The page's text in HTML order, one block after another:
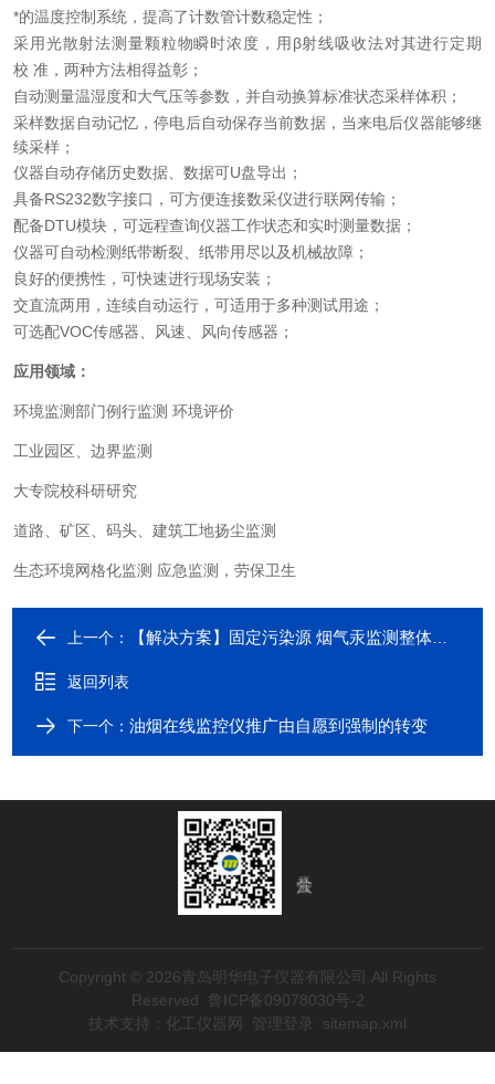
*的温度控制系统，提高了计数管计数稳定性；
采用光散射法测量颗粒物瞬时浓度，用β射线吸收法对其进行定期
校 准，两种方法相得益彰 ；
自动测量温湿度和大气压等参数，并自动换算标准状态采样体积；
采样数据自动记忆，停电后自动保存当前数据，当来电后仪器能够继
续采样；
仪器自动存储历史数据、数据可U盘导出；
具备RS232数字接口，可方便连接数采仪进行联网传输；
配备DTU模块，可远程查询仪器工作状态和实时测量数据；
仪器可自动检测纸带断裂、纸带用尽以及机械故障；
良好的便携性，可快速进行现场安装；
交直流两用，连续自动运行，可适用于多种测试用途；
可选配VOC传感器、风速、风向传感器；
应用领域：
环境监测部门例行监测 环境评价
工业园区、边界监测
大专院校科研研究
道路、矿区、码头、建筑工地扬尘监测
生态环境网格化监测 应急监测，劳保卫生
上一个： 【解决方案】固定污染源 烟气汞监测整体解决方案
返回列表
下一个：油烟在线监控仪推广由自愿到强制的转变
Copyright © 2026青岛明华电子仪器有限公司 All Rights
Reserved 鲁ICP备09078030号-2
技术支持： 化工仪器网 管理登录 sitemap.xml